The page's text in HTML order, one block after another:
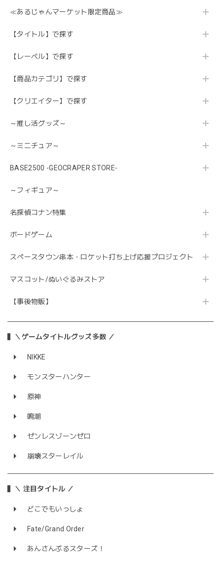
≪あるじゃんマーケット限定商品≫
【タイトル】で探す
【レーベル】で探す
【商品カテゴリ】で探す
【クリエイター】で探す
～推し活グッズ～
～ミニチュア～
BASE2500 -GEOCRAPER STORE-
～フィギュア～
名探偵コナン特集
ボードゲーム
スペースタウン串本・ロケット打ち上げ応援プロジェクト
マスコット/ぬいぐるみストア
【事後物販】
＼ゲームタイトルグッズ多数 ／
NIKKE
モンスターハンター
原神
鳴潮
ゼンレスゾーンゼロ
崩壊スターレイル
＼ 注目タイトル ／
どこでもいっしょ
Fate/Grand Order
あんさんぶるスターズ！